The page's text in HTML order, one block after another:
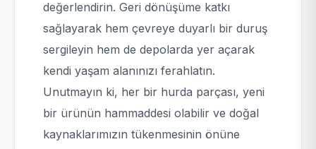
değerlendirin. Geri dönüşüme katkı
sağlayarak hem çevreye duyarlı bir duruş
sergileyin hem de depolarda yer açarak
kendi yaşam alanınızı ferahlatın.
Unutmayın ki, her bir hurda parçası, yeni
bir ürünün hammaddesi olabilir ve doğal
kaynaklarımızın tükenmesinin önüne